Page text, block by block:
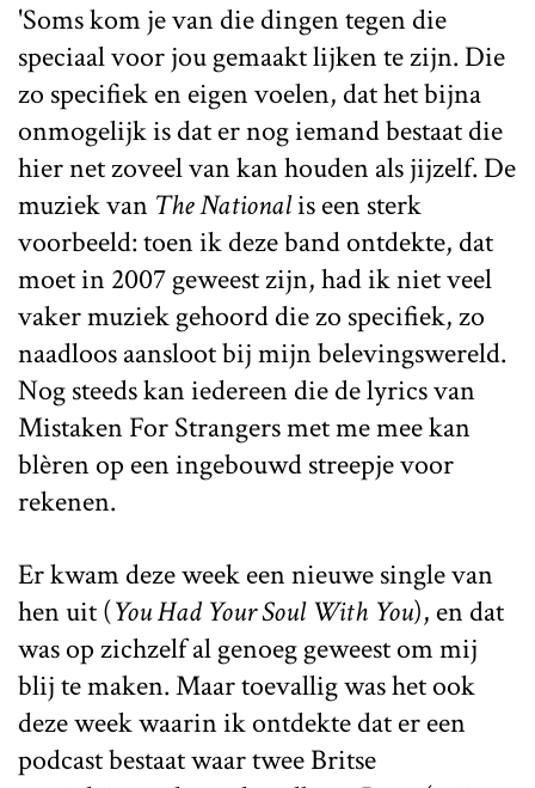
'Soms kom je van die dingen tegen die
speciaal voor jou gemaakt lijken te zijn. Die
zo specifiek en eigen voelen, dat het bijna
onmogelijk is dat er nog iemand bestaat die
hier net zoveel van kan houden als jijzelf. De
muziek van The Nationalis een sterk
voorbeeld: toen ik deze band ontdekte, dat
moet in 2007 geweest zijn, had ik niet veel
vaker muziek gehoord die zo specifiek, zo
naadloos aansloot bij mijn belevingswereld.
Nog steeds kan iedereen die de lyrics van
Mistaken For Strangers met me mee kan
blèren op een ingebouwd streepje voor
rekenen.
Er kwam deze week een nieuwe single van
hen uit (You Had Your Soul With You), en dat
was op zichzelf al genoeg geweest om mij
blij te maken. Maar toevallig was het ook
deze week waarin ik ontdekte dat er een
podcast bestaat waar twee Britse